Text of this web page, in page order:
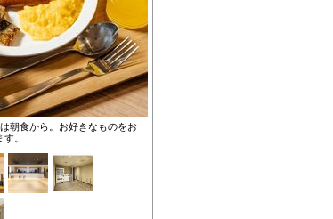
朝食から。お好きなものをお
。